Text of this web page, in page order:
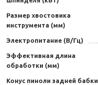
Размер хвостовика
инструмента (мм)
Электропитание (В/Гц)
Эффективная длина
обработки (мм)
Конус пиноли задней бабки